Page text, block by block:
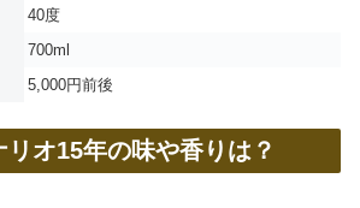
40度
700ml
5,000円前後
リオ15年の味や香りは？